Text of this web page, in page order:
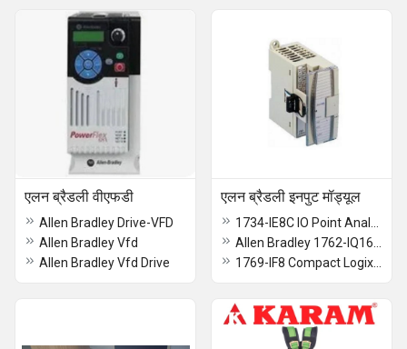
एलन ब्रैडली वीएफडी
Allen Bradley Drive-VFD
Allen Bradley Vfd
Allen Bradley Vfd Drive
एलन ब्रैडली इनपुट मॉड्यूल